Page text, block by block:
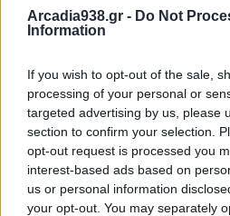
Arcadia938.gr - Do Not
Information
If you wish to opt-out of the sale,
processing of your personal or
targeted advertising by us, please
section to confirm your selection.
opt-out request is processed you
interest-based ads based on
us or personal information
your opt-out. You may separately
πόλεμο στις δυνάμεις του
Ιταλία, όχι όμως Ιαπωνία).
1943 Β΄ Παγκόσμιος
αντιτορπιλικό «Πίνδος» και
βυθίζουν γερμανικό
Συρακούσες.